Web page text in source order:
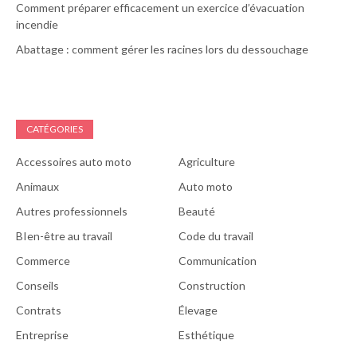
Comment préparer efficacement un exercice d’évacuation
incendie
Abattage : comment gérer les racines lors du dessouchage
CATÉGORIES
Accessoires auto moto
Agriculture
Animaux
Auto moto
Autres professionnels
Beauté
BIen-être au travail
Code du travail
Commerce
Communication
Conseils
Construction
Contrats
Élevage
Entreprise
Esthétique